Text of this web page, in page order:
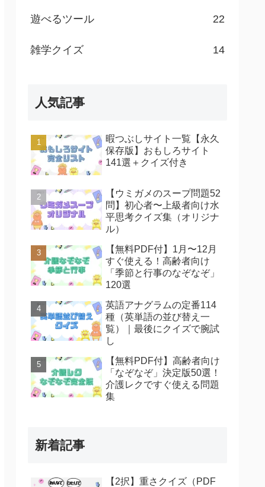
遊べるツール 22
雑学クイズ 14
人気記事
暇つぶしサイト一覧【永久
保存版】おもしろサイト
141選＋クイズ付き
【ウミガメのスープ問題52
問】初心者〜上級者向け水
平思考クイズ集（オリジナ
ル）
【無料PDF付】1月〜12月
すぐ使える！高齢者向け
「季節と行事のなぞなぞ」
120選
英語アナグラムの定番114
種（英単語の並び替え一
覧）｜最後にクイズで腕試
し
【無料PDF付】高齢者向け
「なぞなぞ」決定版50選！
介護レクですぐ使える問題
集
新着記事
【2択】重さクイズ（PDF